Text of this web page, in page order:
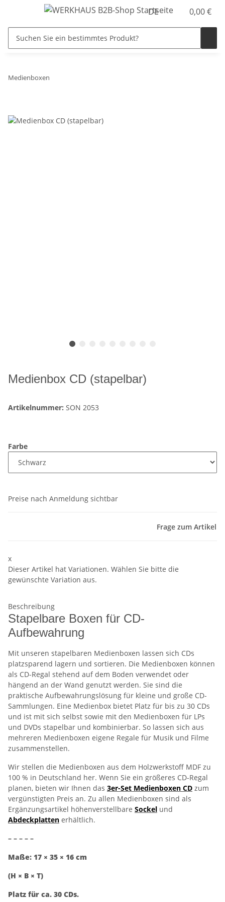
DE 0,00 €
Medienboxen
Medienbox CD (stapelbar)
Artikelnummer: SON 2053
Farbe
Preise nach Anmeldung sichtbar
Frage zum Artikel
x
Dieser Artikel hat Variationen. Wählen Sie bitte die
gewünschte Variation aus.
Beschreibung
Stapelbare Boxen für CD-
Aufbewahrung
Mit unseren stapelbaren Medienboxen lassen sich CDs
platzsparend lagern und sortieren. Die Medienboxen können
als CD-Regal stehend auf dem Boden verwendet oder
hängend an der Wand genutzt werden. Sie sind die
praktische Aufbewahrungslösung für kleine und große CD-
Sammlungen. Eine Medienbox bietet Platz für bis zu 30 CDs
und ist mit sich selbst sowie mit den Medienboxen für LPs
und DVDs stapelbar und kombinierbar. So lassen sich aus
mehreren Medienboxen eigene Regale für Musik und Filme
zusammenstellen.
Wir stellen die Medienboxen aus dem Holzwerkstoff MDF zu
100 % in Deutschland her. Wenn Sie ein größeres CD-Regal
planen, bieten wir Ihnen das 3er-Set Medienboxen CD zum
vergünstigten Preis an. Zu allen Medienboxen sind als
Ergänzungsartikel höhenverstellbare Sockel und
Abdeckplatten erhältlich.
– – – – –
Maße: 17 × 35 × 16 cm
(H × B × T)
Platz für ca. 30 CDs.